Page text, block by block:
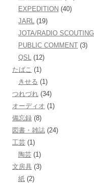
EXPEDITION (40)
JARL (19)
JOTA/RADIO SCOUTING
PUBLIC COMMENT (3)
QSL (12)
たばこ (1)
きせる (1)
つれづれ (34)
オーディオ (1)
備忘録 (8)
図書・雑誌 (24)
工芸 (1)
陶芸 (1)
文房具 (3)
紙 (2)